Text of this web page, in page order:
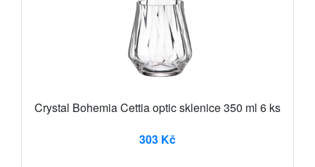
Crystal Bohemia Cettia optic sklenice 350 ml 6 ks
303 Kč